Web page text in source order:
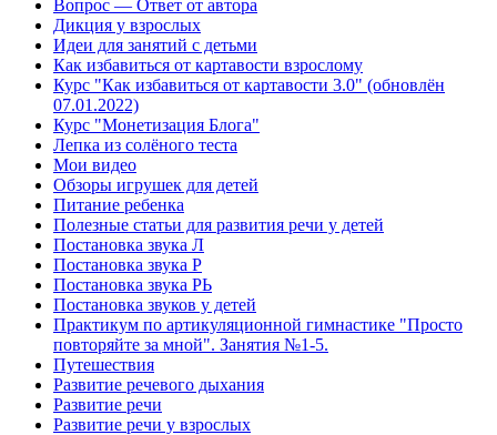
Вопрос — Ответ от автора
Дикция у взрослых
Идеи для занятий с детьми
Как избавиться от картавости взрослому
Курс "Как избавиться от картавости 3.0" (обновлён
07.01.2022)
Курс "Монетизация Блога"
Лепка из солёного теста
Мои видео
Обзоры игрушек для детей
Питание ребенка
Полезные статьи для развития речи у детей
Постановка звука Л
Постановка звука Р
Постановка звука РЬ
Постановка звуков у детей
Практикум по артикуляционной гимнастике "Просто
повторяйте за мной". Занятия №1-5.
Путешествия
Развитие речевого дыхания
Развитие речи
Развитие речи у взрослых